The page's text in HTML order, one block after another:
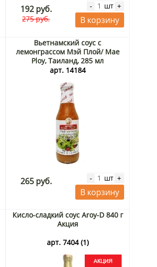
192 руб.
275 руб.
- шт +
В корзину
Вьетнамский соус с
лемонграссом Мэй Плой/ Mae
Ploy, Таиланд, 285 мл
арт. 14184
265 руб. - шт +
В корзину
Кисло-сладкий соус Aroy-D 840 г
Акция
арт. 7404 (1)